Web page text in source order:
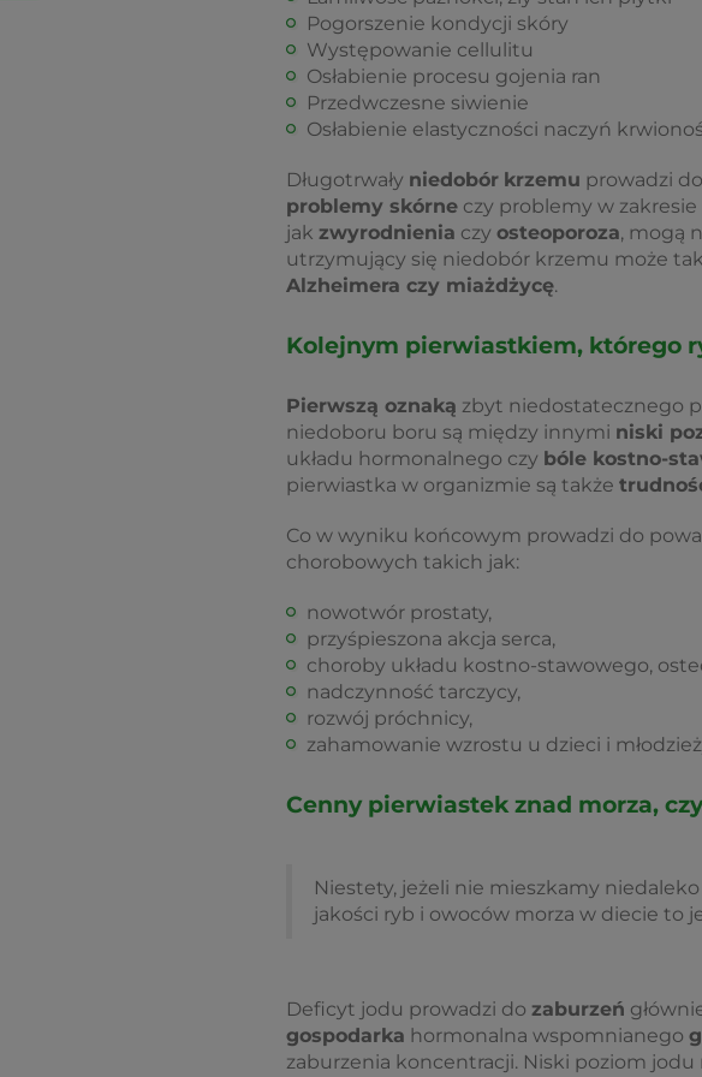
Pogorszenie kondycji skóry
Występowanie cellulitu
Osłabienie procesu gojenia ran
Przedwczesne siwienie
Osłabienie elastyczności naczyń
Długotrwały niedobór krzemu prowadzi
problemy skórneczy problemy w zakresie
jak zwyrodnienia czy osteoporoza, mogą
utrzymujący się niedobór krzemu może
Alzheimera czy miażdżycę.
Kolejnym pierwiastkiem, którego
Pierwszą oznaką zbyt niedostatecznego
niedoboru boru są między innymi niski
układu hormonalnego czy bóle kostno-
pierwiastka w organizmie są także
Co w wyniku końcowym prowadzi do
chorobowych takich jak:
nowotwór prostaty,
przyśpieszona akcja serca,
choroby układu kostno-stawowego,
nadczynność tarczycy,
rozwój próchnicy,
zahamowanie wzrostu u dzieci i
Cenny pierwiastek znad morza,
Niestety, jeżeli nie mieszkamy
jakości ryb i owoców morza w diecie to
Deficyt jodu prowadzi do zaburzeń
gospodarka hormonalna wspomnianego
zaburzenia koncentracji. Niski poziom